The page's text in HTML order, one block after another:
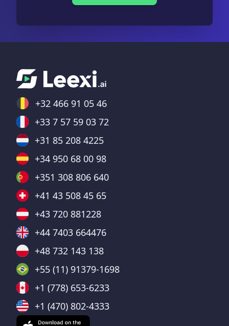
+32 466 91 05 46
+33 7 57 59 03 72
+31 85 208 4225
+34 950 68 00 98
+351 308 806 640
+41 43 508 45 65
+43 720 881228
+44 7403 664476
+48 732 143 138
+55 (11) 91379-1698
+1 (778) 653-6233
+1 (470) 802-4333